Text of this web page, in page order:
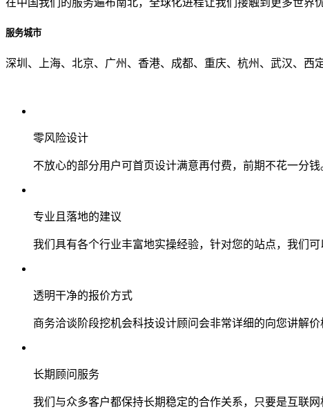
从哪里了解到我们？
在中国我们的服务遍布南北，全球化进程让我们接触到更多世界
服务城市
深圳、上海、北京、广州、香港、成都、重庆、杭州、武汉、
零风险设计
不放心的部分用户可首页设计满意再付费，前期不花一分
专业且落地的建议
我们具有各个行业丰富地实操经验，针对您的站点，我们
透明干净的报价方式
商务洽谈阶段挖机会科技设计顾问会非常详细的向您讲解
长期顾问服务
我们与众多客户都保持长期稳定的合作关系，只要是互联